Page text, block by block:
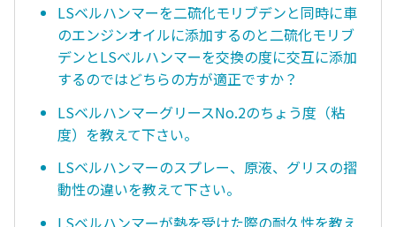
LSベルハンマーを二硫化モリブデンと同時に車
のエンジンオイルに添加するのと二硫化モリブ
デンとLSべルハンマーを交換の度に交互に添加
するのではどちらの方が適正ですか？
LSベルハンマーグリースNo.2のちょう度（粘
度）を教えて下さい。
LSベルハンマーのスプレー、原液、グリスの摺
動性の違いを教えて下さい。
LSベルハンマーが熱を受けた際の耐久性を教え